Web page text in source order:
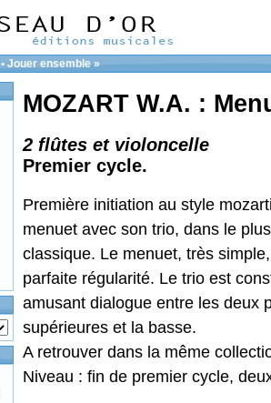
• Jouer ensemble »
MOZART W.A. :
2 flûtes et violoncelle
Premier cycle.
Première initiation au style
menuet avec son trio, dans le
classique. Le menuet, très simple,
parfaite régularité. Le trio est
amusant dialogue entre les deux
supérieures et la basse.
A retrouver dans la même
Niveau : fin de premier cycle,